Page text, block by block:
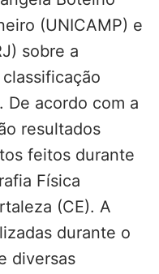
(UNICAMP) e
sobre a
De acordo com a
resultados
feitos durante
Física
(CE). A
durante o
diversas